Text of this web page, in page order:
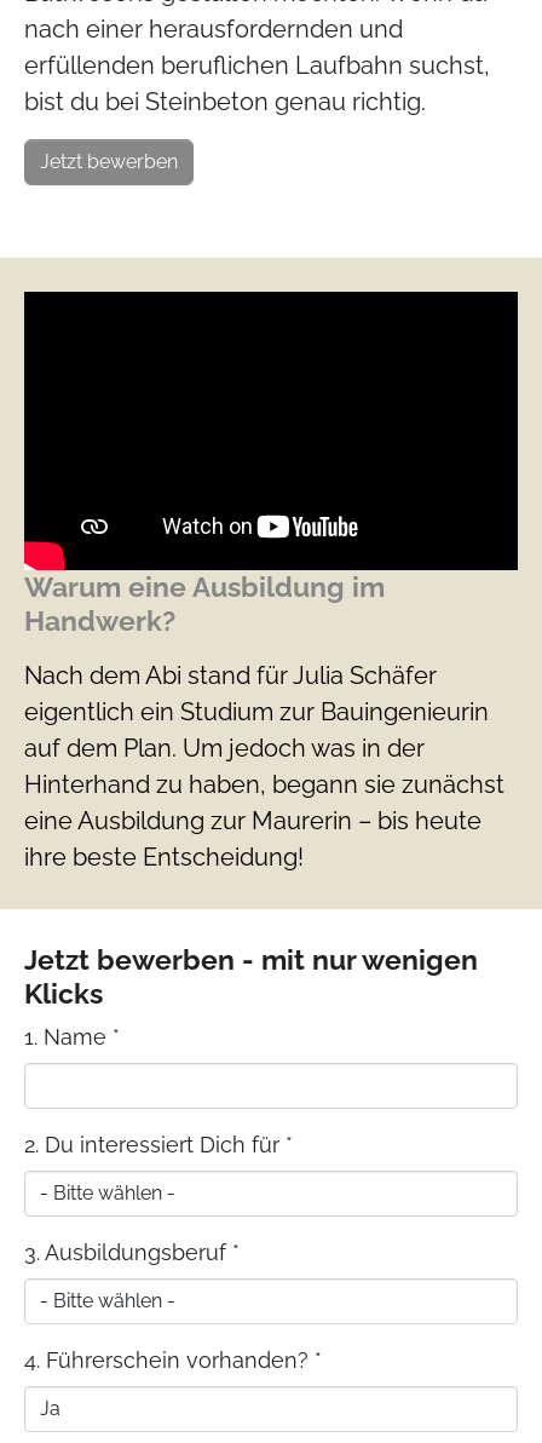
nach einer herausfordernden und
erfüllenden beruflichen Laufbahn suchst,
bist du bei Steinbeton genau richtig.
Jetzt bewerben
Warum eine Ausbildung im
Handwerk?
Nach dem Abi stand für Julia Schäfer
eigentlich ein Studium zur Bauingenieurin
auf dem Plan. Um jedoch was in der
Hinterhand zu haben, begann sie zunächst
eine Ausbildung zur Maurerin – bis heute
ihre beste Entscheidung!
Jetzt bewerben - mit nur wenigen
Klicks
1. Name *
2. Du interessiert Dich für *
3. Ausbildungsberuf *
4. Führerschein vorhanden? *